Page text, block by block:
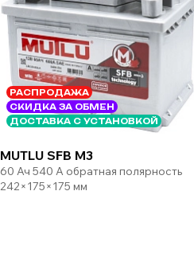
РАСПРОДАЖА
СКИДКА ЗА ОБМЕН
ДОСТАВКА С УСТАНОВКОЙ
MUTLU SFB M3
60 Ач 540 А обратная полярность
242×175×175 мм